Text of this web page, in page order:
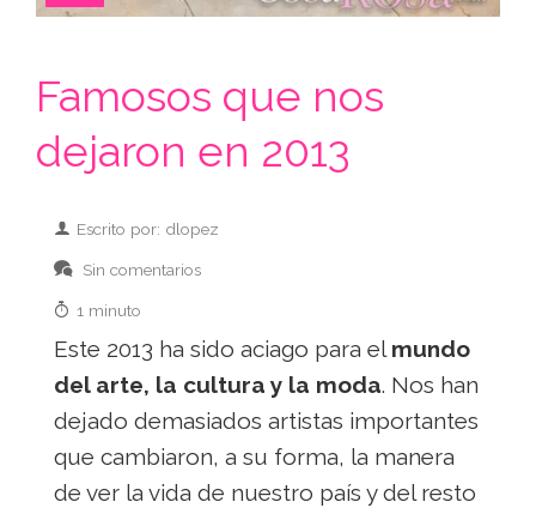
Famosos que nos
dejaron en 2013
Escrito por: dlopez
Sin comentarios
1 minuto
Este 2013 ha sido aciago para el mundo
del arte, la cultura y la moda. Nos han
dejado demasiados artistas importantes
que cambiaron, a su forma, la manera
de ver la vida de nuestro país y del resto